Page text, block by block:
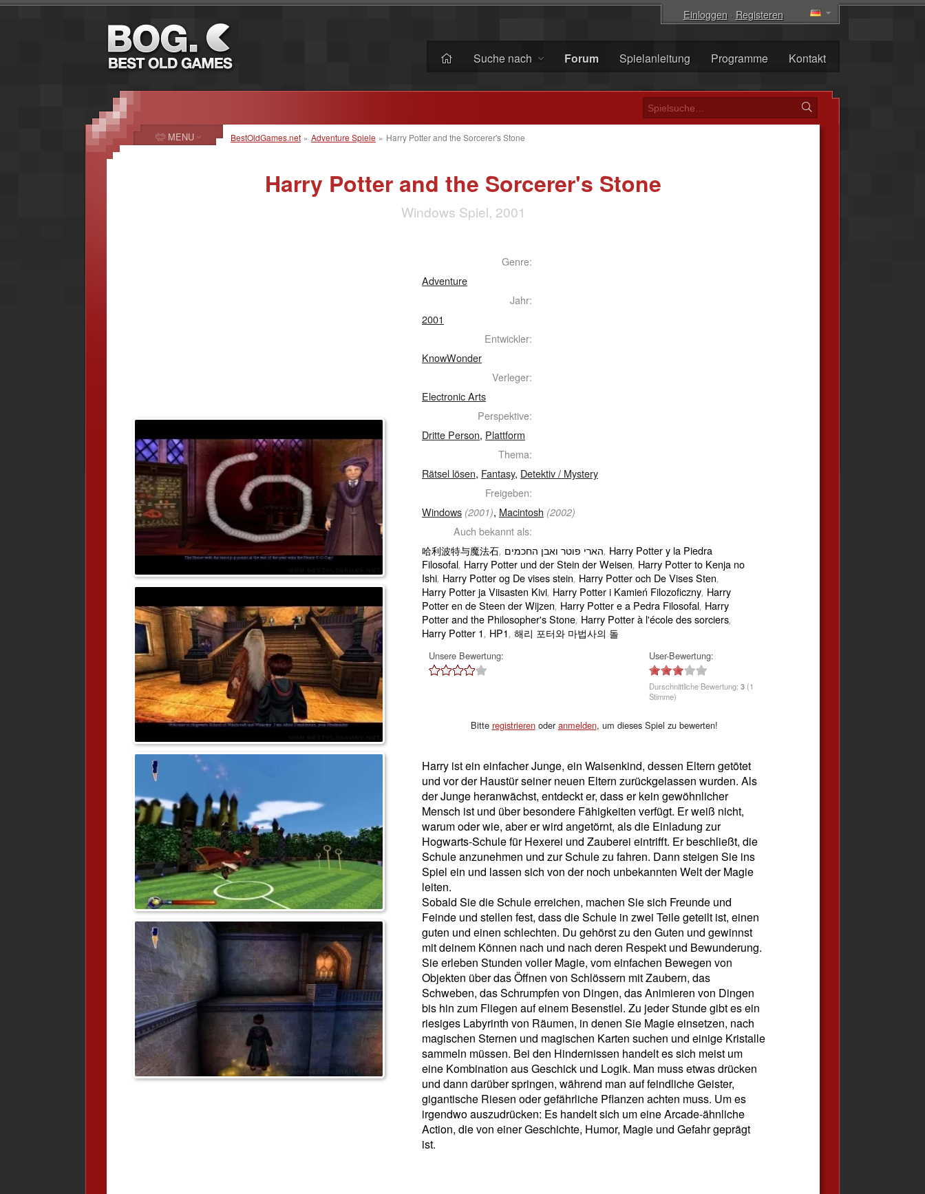
Einloggen· Registeren
Suche nach Forum Spielanleitung Programme Kontakt
BestOldGames.net » Adventure Spiele » Harry Potter and the Sorcerer's Stone
Harry Potter and the Sorcerer's Stone
Windows Spiel, 2001
Genre:
Adventure
Jahr:
2001
Entwickler:
KnowWonder
Verleger:
Electronic Arts
Perspektive:
Dritte Person, Plattform
Thema:
Rätsel lösen, Fantasy, Detektiv / Mystery
Freigeben:
Windows (2001), Macintosh (2002)
Auch bekannt als:
哈利波特与魔法石, הארי פוטר ואבן החכמים, Harry Potter y la Piedra
Filosofal, Harry Potter und der Stein der Weisen, Harry Potter to Kenja no
Ishi, Harry Potter og De vises stein, Harry Potter och De Vises Sten,
Harry Potter ja Viisasten Kivi, Harry Potter i Kamień Filozoficzny, Harry
Potter en de Steen der Wijzen, Harry Potter e a Pedra Filosofal, Harry
Potter and the Philosopher's Stone, Harry Potter à l'école des sorciers,
Harry Potter 1, HP1, 해리 포터와 마법사의 돌
Unsere Bewertung: User-Bewertung:
Durschnittliche Bewertung: 3 (1
Stimme)
Bitte registrierenoderanmelden, um dieses Spiel zu bewerten!
Harry ist ein einfacher Junge, ein Waisenkind, dessen Eltern getötet
und vor der Haustür seiner neuen Eltern zurückgelassen wurden. Als
der Junge heranwächst, entdeckt er, dass er kein gewöhnlicher
Mensch ist und über besondere Fähigkeiten verfügt. Er weiß nicht,
warum oder wie, aber er wird angetörnt, als die Einladung zur
Hogwarts-Schule für Hexerei und Zauberei eintrifft. Er beschließt, die
Schule anzunehmen und zur Schule zu fahren. Dann steigen Sie ins
Spiel ein und lassen sich von der noch unbekannten Welt der Magie
leiten.
Sobald Sie die Schule erreichen, machen Sie sich Freunde und
Feinde und stellen fest, dass die Schule in zwei Teile geteilt ist, einen
guten und einen schlechten. Du gehörst zu den Guten und gewinnst
mit deinem Können nach und nach deren Respekt und Bewunderung.
Sie erleben Stunden voller Magie, vom einfachen Bewegen von
Objekten über das Öffnen von Schlössern mit Zaubern, das
Schweben, das Schrumpfen von Dingen, das Animieren von Dingen
bis hin zum Fliegen auf einem Besenstiel. Zu jeder Stunde gibt es ein
riesiges Labyrinth von Räumen, in denen Sie Magie einsetzen, nach
magischen Sternen und magischen Karten suchen und einige Kristalle
sammeln müssen. Bei den Hindernissen handelt es sich meist um
eine Kombination aus Geschick und Logik. Man muss etwas drücken
und dann darüber springen, während man auf feindliche Geister,
gigantische Riesen oder gefährliche Pflanzen achten muss. Um es
irgendwo auszudrücken: Es handelt sich um eine Arcade-ähnliche
Action, die von einer Geschichte, Humor, Magie und Gefahr geprägt
ist.
MENU